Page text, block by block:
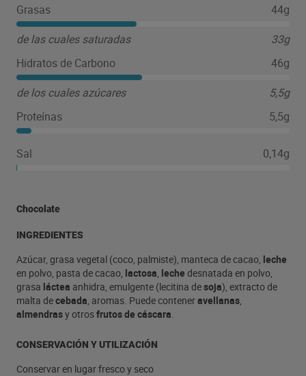
Grasas
44g
de las cuales saturadas
33g
Hidratos de Carbono
46g
de los cuales azúcares
5,5g
Proteínas
5,5g
Sal 0,14g
Chocolate
INGREDIENTES
Azúcar, grasa vegetal (coco, palmiste), manteca de cacao, leche
en polvo, pasta de cacao, lactosa, leche desnatada en polvo,
grasa láctea anhidra, emulgente (lecitina desoja), extracto de
malta decebada, aromas. Puede conteneravellanas,
almendrasy otrosfrutos de cáscara.
CONSERVACIÓN Y UTILIZACIÓN
Conservar en lugar fresco y seco